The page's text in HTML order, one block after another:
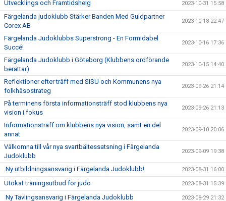
Utvecklings och Framtidshelg 2023-10-31 15:58
Färgelanda judoklubb Stärker Banden Med Guldpartner
Corex AB
2023-10-18 22:47
Färgelanda Judoklubbs Superstrong - En Formidabel
Succé!
2023-10-16 17:36
Färgelanda Judoklubb i Göteborg (Klubbens ordförande
berättar)
2023-10-15 14:40
Reflektioner efter träff med SISU och Kommunens nya
folkhäsostrateg
2023-09-26 21:14
På terminens första informationsträff stod klubbens nya
vision i fokus
2023-09-26 21:13
Informationsträff om klubbens nya vision, samt en del
annat
2023-09-10 20:06
Välkomna till vår nya svartbältessatsning i Färgelanda
Judoklubb
2023-09-09 19:38
Ny utbildningsansvarig i Färgelanda Judoklubb! 2023-08-31 16:00
Utökat träningsutbud för judo 2023-08-31 15:39
Ny Tävlingsansvarig i Färgelanda Judoklubb 2023-08-29 21:32